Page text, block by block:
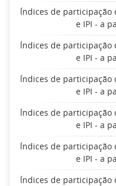
Índices de participação
e IPI - a
Índices de participação
e IPI - a
Índices de participação
e IPI - a
Índices de participação
e IPI - a
Índices de participação
e IPI - a
Índices de participação